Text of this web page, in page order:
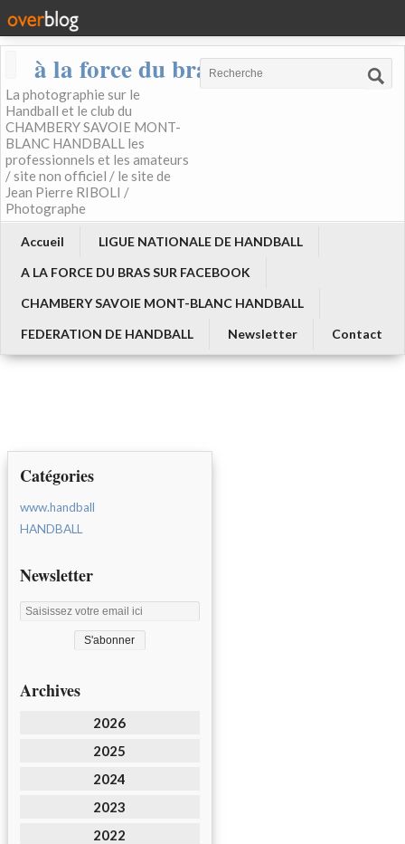
à la force du bras
La photographie sur le
Handball et le club du
CHAMBERY SAVOIE MONT-
BLANC HANDBALL les
professionnels et les amateurs
/ site non officiel / le site de
Jean Pierre RIBOLI /
Photographe
Accueil
LIGUE NATIONALE DE HANDBALL
A LA FORCE DU BRAS SUR FACEBOOK
CHAMBERY SAVOIE MONT-BLANC HANDBALL
FEDERATION DE HANDBALL
Newsletter Contact
Catégories
www.handball
HANDBALL
Newsletter
Archives
2026
2025
2024
2023
2022